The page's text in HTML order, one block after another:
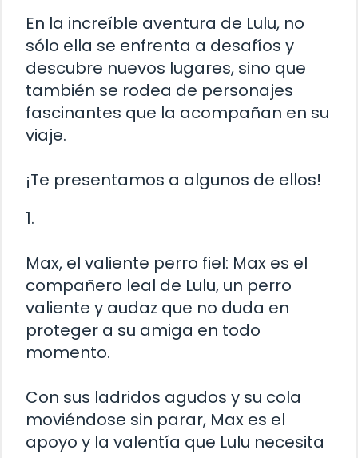
En la increíble aventura de Lulu, no
sólo ella se enfrenta a desafíos y
descubre nuevos lugares, sino que
también se rodea de personajes
fascinantes que la acompañan en su
viaje.
¡Te presentamos a algunos de ellos!
1.
Max, el valiente perro fiel: Max es el
compañero leal de Lulu, un perro
valiente y audaz que no duda en
proteger a su amiga en todo
momento.
Con sus ladridos agudos y su cola
moviéndose sin parar, Max es el
apoyo y la valentía que Lulu necesita